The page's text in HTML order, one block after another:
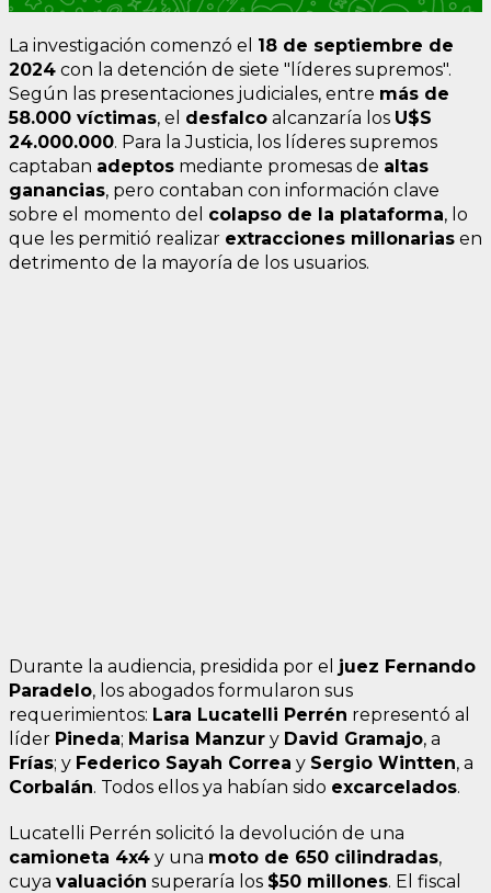
La investigación comenzó el 18 de septiembre de
2024 con la detención de siete "líderes supremos".
Según las presentaciones judiciales, entre más de
58.000 víctimas, el desfalco alcanzaría los U$S
24.000.000. Para la Justicia, los líderes supremos
captaban adeptos mediante promesas de altas
ganancias, pero contaban con información clave
sobre el momento del colapso de la plataforma, lo
que les permitió realizar extracciones millonarias en
detrimento de la mayoría de los usuarios.
Durante la audiencia, presidida por el juez Fernando
Paradelo, los abogados formularon sus
requerimientos: Lara Lucatelli Perrén representó al
líder Pineda; Marisa Manzur y David Gramajo, a
Frías; y Federico Sayah Correa y Sergio Wintten, a
Corbalán. Todos ellos ya habían sido excarcelados.
Lucatelli Perrén solicitó la devolución de una
camioneta 4x4 y una moto de 650 cilindradas,
cuya valuación superaría los $50 millones. El fiscal